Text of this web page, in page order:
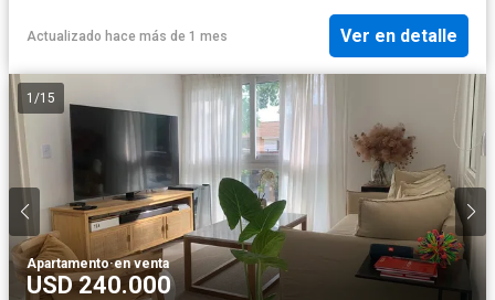
Actualizado hace más de 1 mes Ver en detalle
1 /15
Apartamento·en venta
USD 240.000